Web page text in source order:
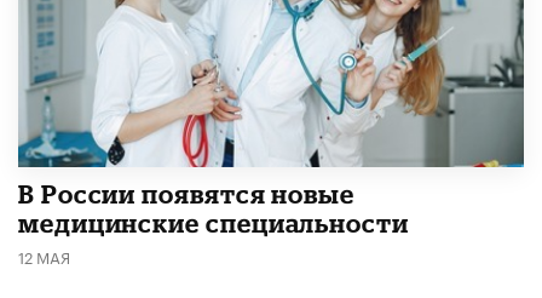
В России появятся новые
медицинские специальности
12 МАЯ